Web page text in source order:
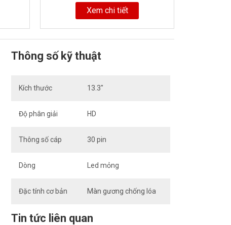
Xem chi tiết
Thông số kỹ thuật
Kích thước 13.3″
Độ phân giải HD
Thông số cáp 30 pin
Dòng Led mỏng
Đặc tính cơ bản Màn gương chống lóa
Tin tức liên quan